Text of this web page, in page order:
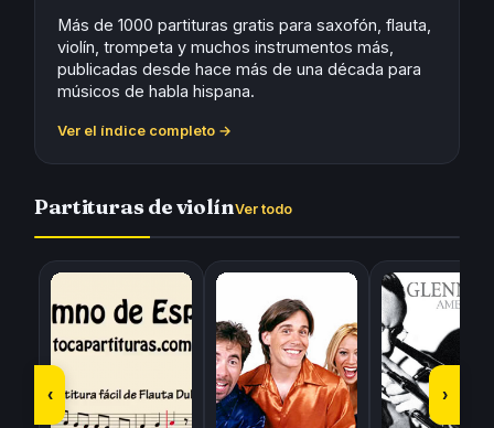
Más de 1000 partituras gratis para saxofón, flauta,
violín, trompeta y muchos instrumentos más,
publicadas desde hace más de una década para
músicos de habla hispana.
Ver el índice completo →
Partituras de violínVer todo
‹ ›